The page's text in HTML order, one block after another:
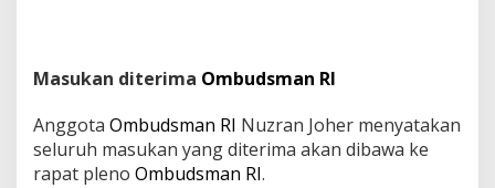
Masukan diterima Ombudsman RI
Anggota Ombudsman RI Nuzran Joher menyatakan
seluruh masukan yang diterima akan dibawa ke
rapat pleno Ombudsman RI.